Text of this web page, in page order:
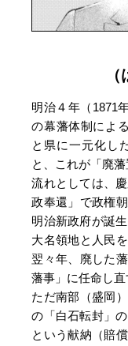
明治４年（1871
の幕藩体制によ
と県に一元化し
と、これが「廃
流れとしては、
政奉還」で政権
明治新政府が誕
大名領地と人民
翌々年、廃した
藩事」に任命し直
ただ南部（盛岡
の「白石転封」
という献納（賠